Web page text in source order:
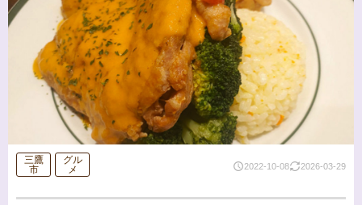
三鷹
市
グル
メ
2022-10-08 2026-03-29